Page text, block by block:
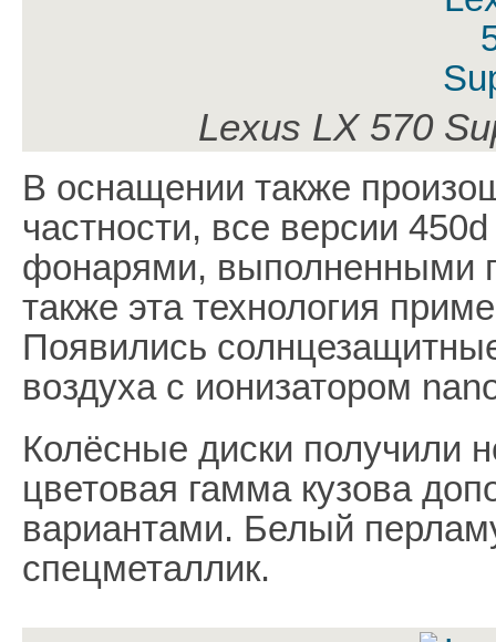
Lexus LX 570
В оснащении также
частности, все версии
фонарями, выполненными
также эта технология
Появились
воздуха с ионизатором
Колёсные диски получили
цветовая гамма кузова
вариантами. Белый
спецметаллик.